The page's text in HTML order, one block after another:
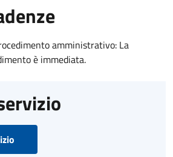
amministrativo: La
è immediata.